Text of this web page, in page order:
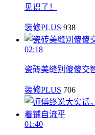
见识了！
装修PLUS 938
02:18
瓷砖美缝别傻傻交
装修PLUS 706
01:40